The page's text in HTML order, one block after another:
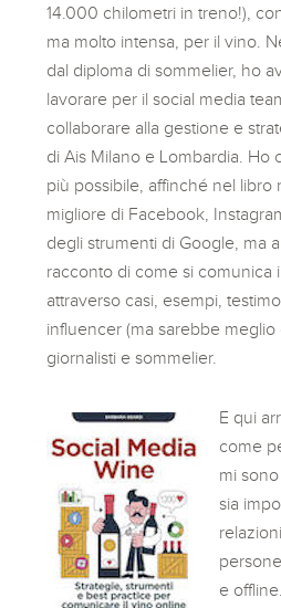
14.000 chilometri in treno!),
ma molto intensa, per il vino.
dal diploma di sommelier, ho
lavorare per il social media
collaborare alla gestione e
di Ais Milano e Lombardia. Ho
più possibile, affinché nel libro
migliore di Facebook,
degli strumenti di Google, ma
racconto di come si comunica
attraverso casi, esempi,
influencer (ma sarebbe meglio
giornalisti e sommelier.
E qui
come
mi
sia
e